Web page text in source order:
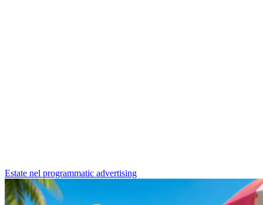
Estate nel programmatic advertising